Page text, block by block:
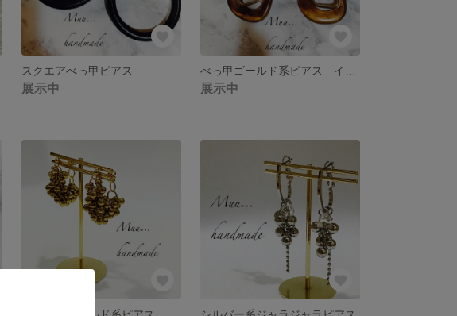
スクエアべっ甲ピアス
展示中 展示中